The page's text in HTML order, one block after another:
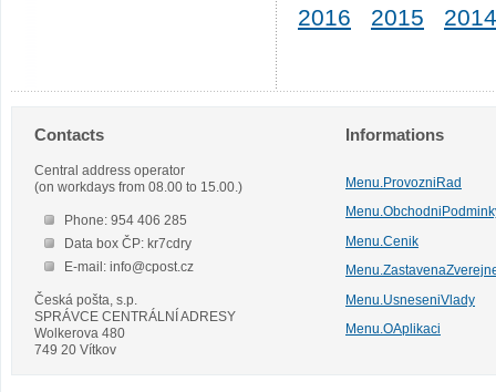
2016
2015 2014
Contacts
Central address operator
(on workdays from 08.00 to 15.00.)
Phone: 954 406 285
Data box ČP: kr7cdry
E-mail: info@cpost.cz
Česká pošta, s.p.
SPRÁVCE CENTRÁLNÍ ADRESY
Wolkerova 480
749 20 Vítkov
Informations
Menu.ProvozniRad
Menu.Cenik
Menu.UsneseniVlady
Menu.OAplikaci